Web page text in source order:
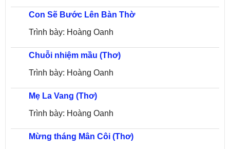
Con Sẽ Bước Lên Bàn Thờ
Trình bày: Hoàng Oanh
Chuỗi nhiệm mầu (Thơ)
Trình bày: Hoàng Oanh
Mẹ La Vang (Thơ)
Trình bày: Hoàng Oanh
Mừng tháng Mân Côi (Thơ)